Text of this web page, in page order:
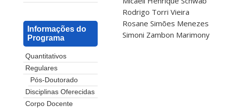
Informações do
Programa
Quantitativos
Regulares
Pós-Doutorado
Disciplinas Oferecidas
Corpo Docente
Rodrigo Torri Vieira
Rosane Simões Menezes
Simoni Zambon Marimony